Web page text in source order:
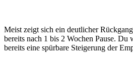
Meist zeigt sich ein deutlicher
bereits nach 1 bis 2 Wochen Pause. Du
bereits eine spürbare Steigerung der